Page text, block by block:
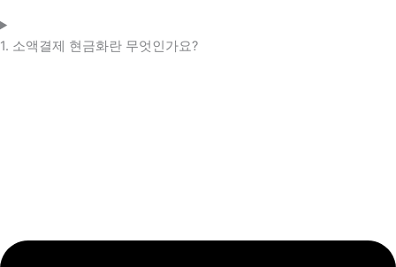
1. 소액결제 현금화란 무엇인가요?